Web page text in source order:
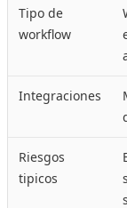
Tipo de
workflow
Integraciones
Riesgos
tipicos